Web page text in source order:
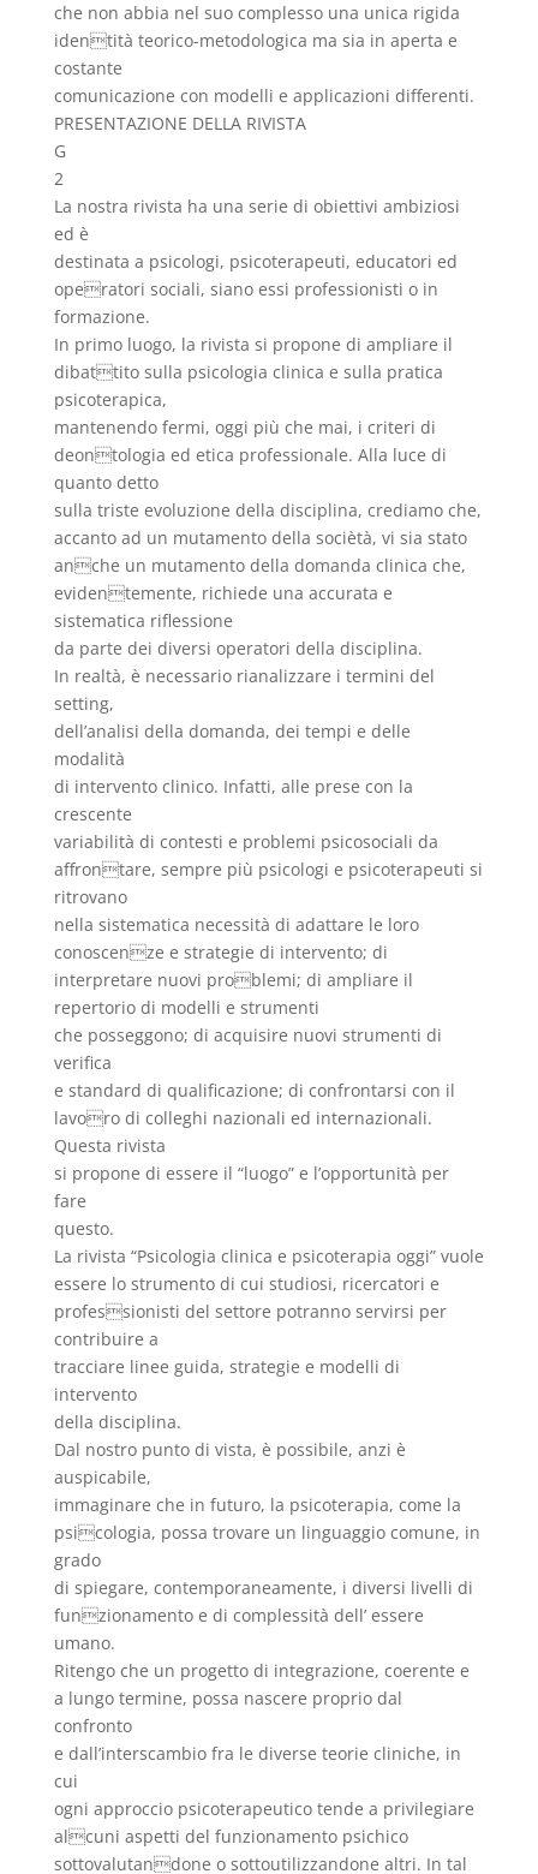
che non abbia nel suo complesso una unica rigida
identità teorico-metodologica ma sia in aperta e
costante
comunicazione con modelli e applicazioni differenti.
PRESENTAZIONE DELLA RIVISTA
G
2
La nostra rivista ha una serie di obiettivi ambiziosi
ed è
destinata a psicologi, psicoterapeuti, educatori ed
operatori sociali, siano essi professionisti o in
formazione.
In primo luogo, la rivista si propone di ampliare il
dibattito sulla psicologia clinica e sulla pratica
psicoterapica,
mantenendo fermi, oggi più che mai, i criteri di
deontologia ed etica professionale. Alla luce di
quanto detto
sulla triste evoluzione della disciplina, crediamo che,
accanto ad un mutamento della sociètà, vi sia stato
anche un mutamento della domanda clinica che,
evidentemente, richiede una accurata e
sistematica riflessione
da parte dei diversi operatori della disciplina.
In realtà, è necessario rianalizzare i termini del
setting,
dell’analisi della domanda, dei tempi e delle
modalità
di intervento clinico. Infatti, alle prese con la
crescente
variabilità di contesti e problemi psicosociali da
affrontare, sempre più psicologi e psicoterapeuti si
ritrovano
nella sistematica necessità di adattare le loro
conoscenze e strategie di intervento; di
interpretare nuovi problemi; di ampliare il
repertorio di modelli e strumenti
che posseggono; di acquisire nuovi strumenti di
verifica
e standard di qualificazione; di confrontarsi con il
lavoro di colleghi nazionali ed internazionali.
Questa rivista
si propone di essere il “luogo” e l’opportunità per
fare
questo.
La rivista “Psicologia clinica e psicoterapia oggi” vuole
essere lo strumento di cui studiosi, ricercatori e
professionisti del settore potranno servirsi per
contribuire a
tracciare linee guida, strategie e modelli di
intervento
della disciplina.
Dal nostro punto di vista, è possibile, anzi è
auspicabile,
immaginare che in futuro, la psicoterapia, come la
psicologia, possa trovare un linguaggio comune, in
grado
di spiegare, contemporaneamente, i diversi livelli di
funzionamento e di complessità dell’ essere
umano.
Ritengo che un progetto di integrazione, coerente e
a lungo termine, possa nascere proprio dal
confronto
e dall’interscambio fra le diverse teorie cliniche, in
cui
ogni approccio psicoterapeutico tende a privilegiare
alcuni aspetti del funzionamento psichico
sottovalutandone o sottoutilizzandone altri. In tal